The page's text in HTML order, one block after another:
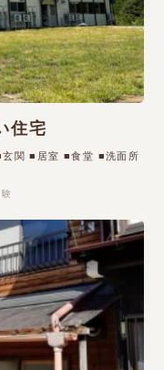
住宅
玄関 ■居室 ■食堂 ■洗面所